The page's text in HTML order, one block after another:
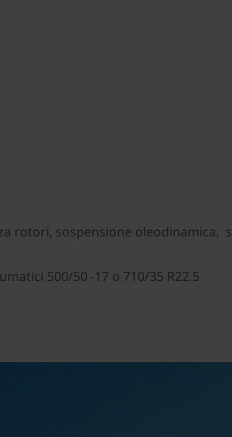
rotori, sospensione oleodinamica,
500/50 -17 o 710/35 R22.5